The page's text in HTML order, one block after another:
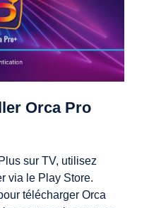
Orca Pro
sur TV, utilisez
via le Play Store.
télécharger Orca